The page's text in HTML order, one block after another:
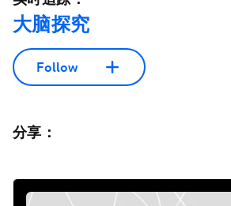
大脑探究
Follow
分享：